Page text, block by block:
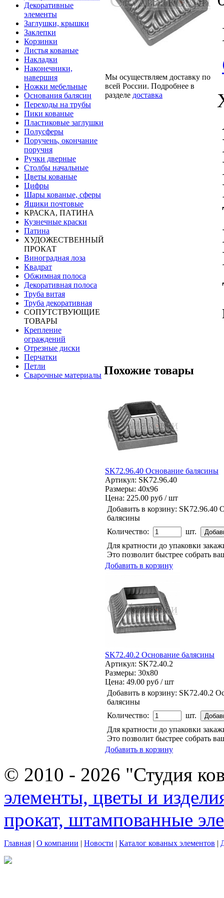
Декоративные
элементы
Заглушки, крышки
Заклепки
Корзинки
Листья кованые
Накладки
Наконечники,
навершия
Ножки мебельные
Основания балясин
Переходы на трубы
Пики кованые
Пластиковые заглушки
Полусферы
Поручень, окончание
поручня
Ручки дверные
Столбы начальные
Цветы кованые
Цифры
Шары кованые, сферы
Ящики почтовые
КРАСКА, ПАТИНА
Кузнечные краски
Патина
ХУДОЖЕСТВЕННЫЙ
ПРОКАТ
Виноградная лоза
Квадрат
Обжимная полоса
Декоративная полоса
Труба витая
Труба декоративная
СОПУТСТВУЮЩИЕ
ТОВАРЫ
Крепление
ограждений
Отрезные диски
Перчатки
Петли
Сварочные материалы
Мы осуществляем доставку по
всей России. Подробнее в
разделе доставка
Похожие товары
SK72.96.40 Основание балясины
Артикул: SK72.96.40
Размеры: 40x96
Цена: 225.00 руб / шт
Добавить в корзину: SK72.96.40
балясины
Количество:
шт.
Для кратности до упаковки
Это позволит быстрее собрать
Добавить в корзину
SK72.40.2 Основание балясины
Артикул: SK72.40.2
Размеры: 30x80
Цена: 49.00 руб / шт
Добавить в корзину: SK72.40.2
балясины
Количество:
шт.
Для кратности до упаковки
Это позволит быстрее собрать
Добавить в корзину
© 2010 - 2026 "Студия
элементы, цветы и
прокат, штампованные
Главная | О компании | Новости | Каталог кованых элементов |